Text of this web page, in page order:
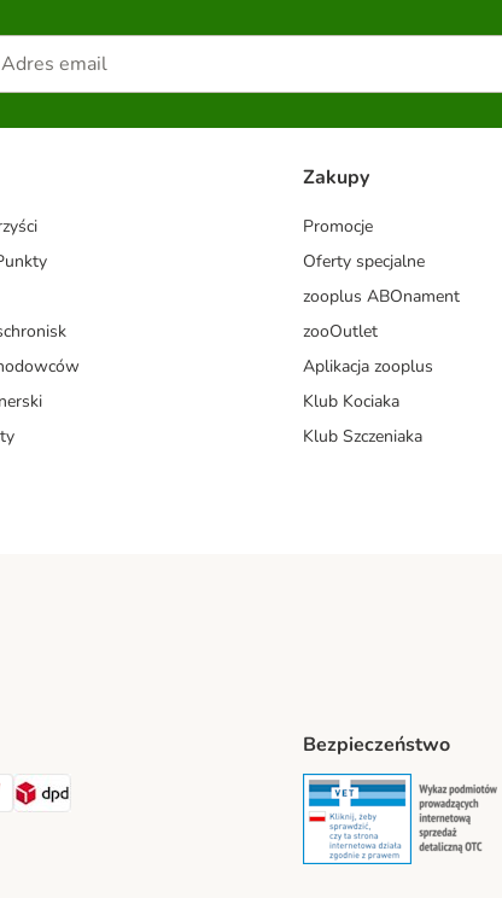
Zakupy
Promocje
Oferty specjalne
zooplus ABOnament
zooOutlet
Aplikacja zooplus
Klub Kociaka
Klub Szczeniaka
Shipping Method
ORLEN Paczka Shipping Method
Bezpieczeństwo
Security